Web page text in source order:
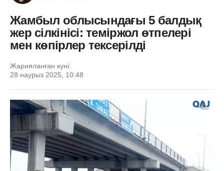
Жамбыл облысындағы 5 балдық
жер сілкінісі: теміржол өтпелері
мен көпірлер тексерілді
Жарияланған күні:
28 наурыз 2025, 10:48